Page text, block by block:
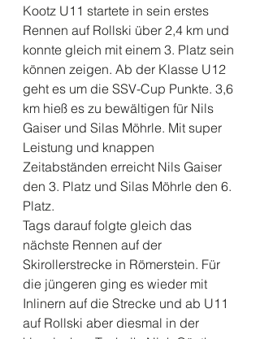
Kootz U11 startete in sein erstes
Rennen auf Rollski über 2,4 km und
konnte gleich mit einem 3. Platz sein
können zeigen. Ab der Klasse U12
geht es um die SSV-Cup Punkte. 3,6
km hieß es zu bewältigen für Nils
Gaiser und Silas Möhrle. Mit super
Leistung und knappen
Zeitabständen erreicht Nils Gaiser
den 3. Platz und Silas Möhrle den 6.
Platz.
Tags darauf folgte gleich das
nächste Rennen auf der
Skirollerstrecke in Römerstein. Für
die jüngeren ging es wieder mit
Inlinern auf die Strecke und ab U11
auf Rollski aber diesmal in der